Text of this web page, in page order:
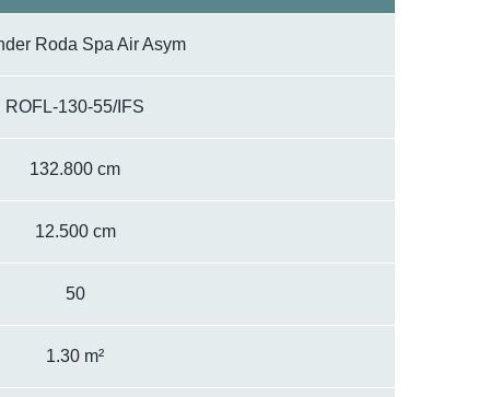
Roda Spa Air Asym
ROFL-130-55/IFS
132.800 cm
12.500 cm
50
1.30 m²